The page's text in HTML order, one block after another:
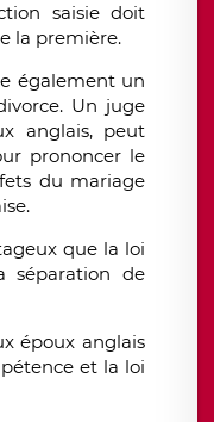
saisie doit
la première.
également un
Un juge
anglais, peut
prononcer le
du mariage
que la loi
séparation de
époux anglais
et la loi